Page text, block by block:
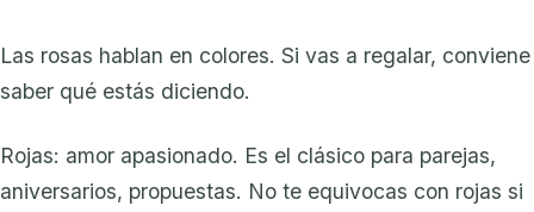
Las rosas hablan en colores. Si vas a regalar, conviene
saber qué estás diciendo.
Rojas: amor apasionado. Es el clásico para parejas,
aniversarios, propuestas. No te equivocas con rojas si